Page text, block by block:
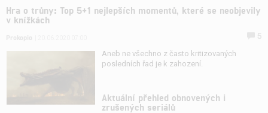
Hra o trůny: Top 5+1 nejlepších momentů, které se neobjevily
v knížkách
Aneb ne všechno z často kritizovaných
posledních řad je k zahození.
Aktuální přehled obnovených i
zrušených seriálů